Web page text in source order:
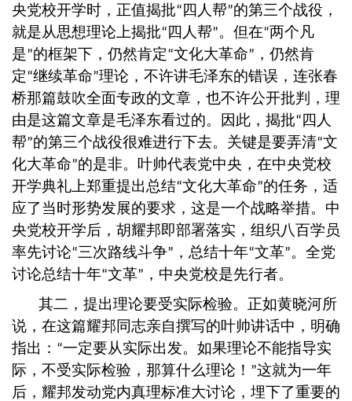
央党校开学时，正值揭批“ 四人帮”的第三个战役，
就是从思想理论上揭批“ 四人帮”。但在“两个凡
是”的框架下，仍然肯定“文化大革命” ，仍然肯
定“继续革命”理论，不许讲毛泽东的错误，连张春
桥那篇鼓吹全面专政的文章，也不许公开批判，理
由是这篇文章是毛泽东看过的。因此，揭批“ 四人
帮”的第三个战役很难进行下去。关键是要弄清“文
化大革命”的是非。叶帅代表党中央，在中央党校
开学典礼上郑重提出总结“文化大革命”的任务，适
应了当时形势发展的要求，这是一个战略举措。中
央党校开学后，胡耀邦即部署落实，组织八百学员
率先讨论“三次路线斗争” ，总结十年“文革”。全党
讨论总结十年“文革” ，中央党校是先行者。
其二，提出理论要受实际检验。正如黄晓河所
说，在这篇耀邦同志亲自撰写的叶帅讲话中，明确
指出： “一定要从实际出发。如果理论不能指导实
际，不受实际检验，那算什么理论！ ”这就为一年
后，耀邦发动党内真理标准大讨论，埋下了重要的